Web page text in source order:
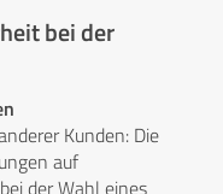
bei der
Kunden: Die
auf
der Wahl eines